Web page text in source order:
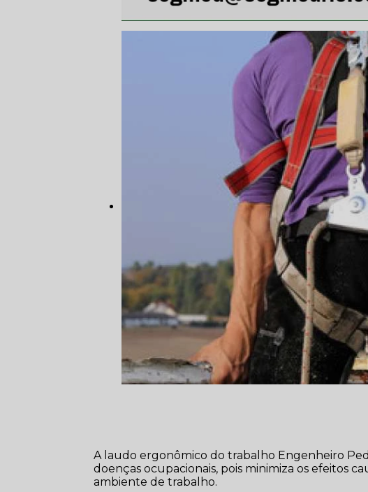
A laudo ergonômico do trabalho Engenheiro
doenças ocupacionais, pois minimiza os efeitos
ambiente de trabalho.